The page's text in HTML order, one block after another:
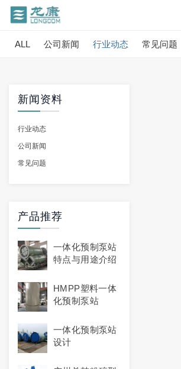
ALL 公司新闻 行业动态 常见问题
新闻资料
行业动态
公司新闻
常见问题
产品推荐
一体化预制泵站
特点与用途介绍
HMPP塑料一体
化预制泵站
一体化预制泵站
设计